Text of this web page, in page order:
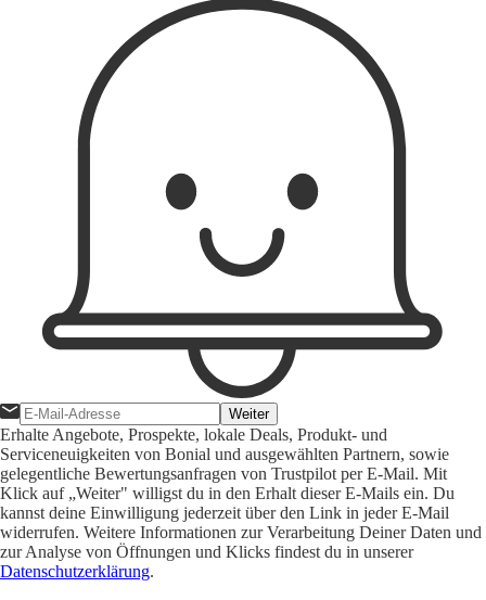
Weiter
Erhalte Angebote, Prospekte, lokale Deals, Produkt- und
Serviceneuigkeiten von Bonial und ausgewählten Partnern, sowie
gelegentliche Bewertungsanfragen von Trustpilot per E-Mail. Mit
Klick auf „Weiter" willigst du in den Erhalt dieser E-Mails ein. Du
kannst deine Einwilligung jederzeit über den Link in jeder E-Mail
widerrufen. Weitere Informationen zur Verarbeitung Deiner Daten und
zur Analyse von Öffnungen und Klicks findest du in unserer
Datenschutzerklärung.